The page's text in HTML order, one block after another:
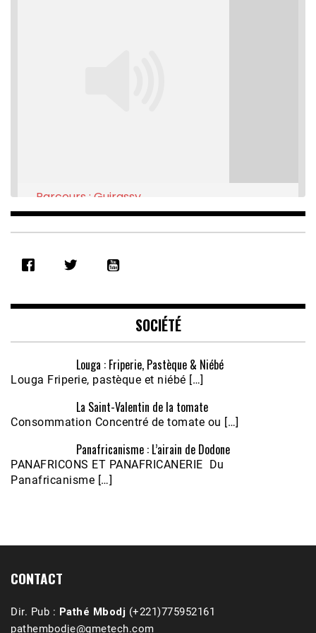
RSS FEED
EMBED
Parcours : Guirassy
Feb 16, 2021 • 28:08
Écoutez le parcours de Claudiane Kapia
Nobana (Podologue)
Feb 24, 2021 • 28mn
SOCIÉTÉ
Louga : Friperie, Pastèque & Niébé
Louga Friperie, pastèque et niébé […]
La Saint-Valentin de la tomate
Consommation Concentré de tomate ou […]
Panafricanisme : L’airain de Dodone
PANAFRICONS ET PANAFRICANERIE Du
Panafricanisme […]
CONTACT
Dir. Pub : Pathé Mbodj (+221)775952161
pathembodje@gmetech.com